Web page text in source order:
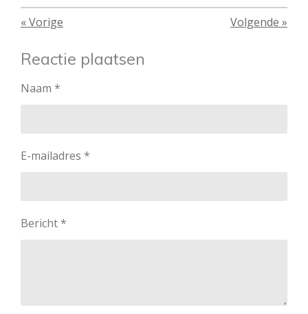
«Vorige Volgende »
Reactie plaatsen
Naam *
E-mailadres *
Bericht *